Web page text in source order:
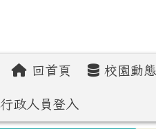
回首頁 校園動態
行政人員登入